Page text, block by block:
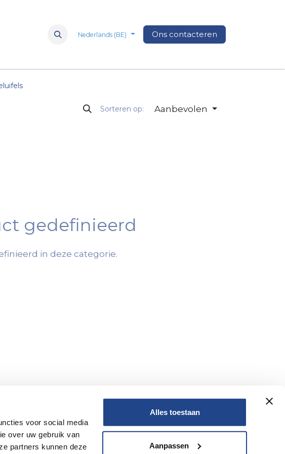
voor social media
over uw gebruik van
partners kunnen deze
Alles toestaan
Aanpassen
Merken Over Ons Media Veelgestelde vragen
Nederlands (BE) Ons contacteren
Sorteren op: Aanbevolen
gedefinieerd
in deze categorie.